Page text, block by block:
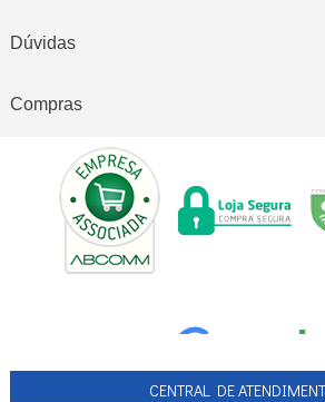
Dúvidas
Compras
CENTRAL DE